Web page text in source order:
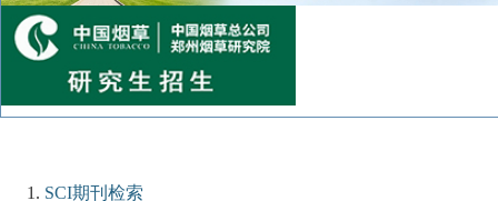
SCI期刊检索